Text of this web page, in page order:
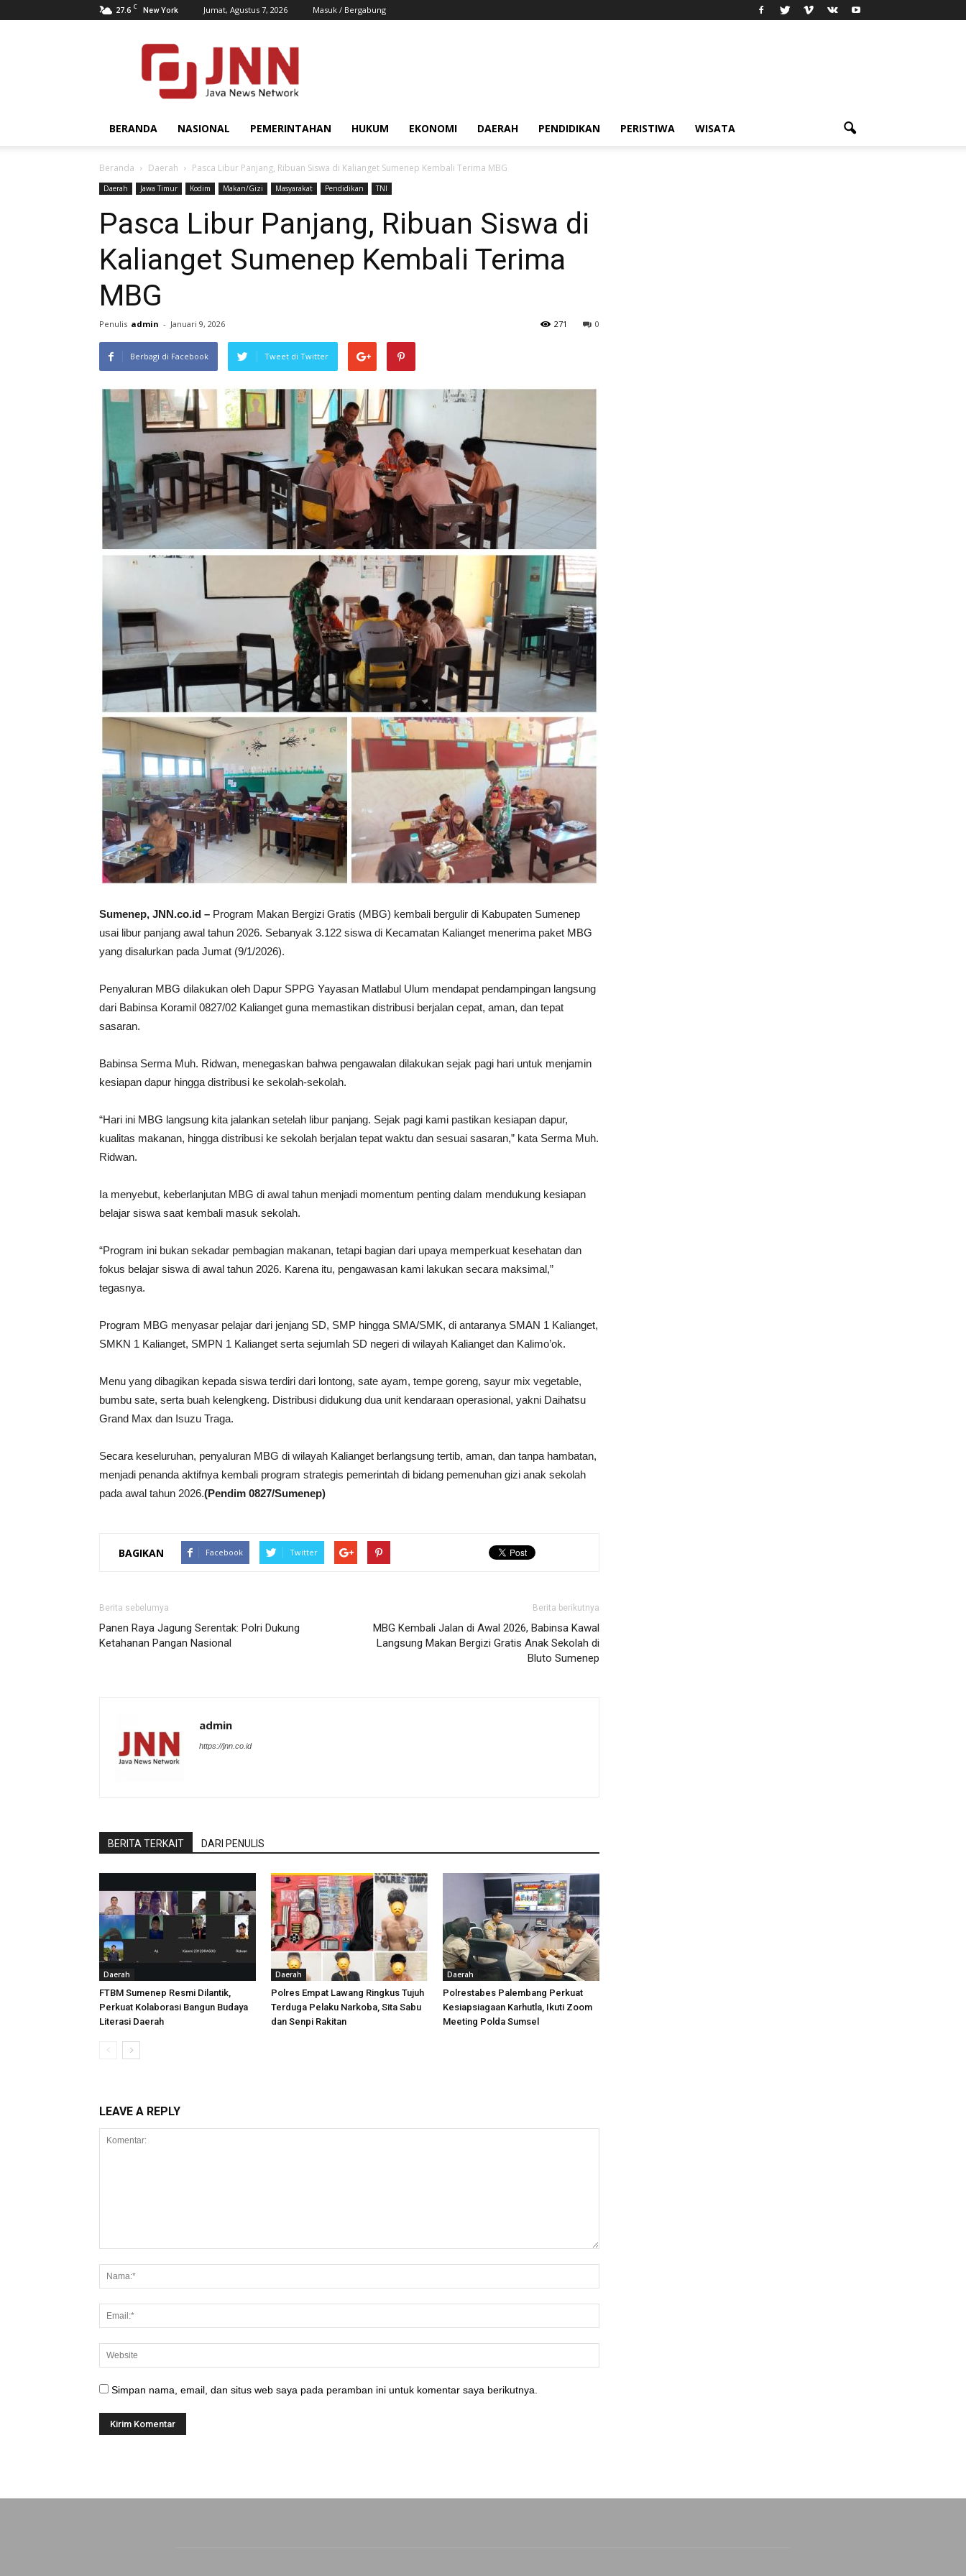
27.6 C New York Jumat, Agustus 7, 2026 Masuk / Bergabung
JNN.co.id
BERANDA NASIONAL PEMERINTAHAN HUKUM EKONOMI DAERAH PENDIDIKAN PERISTIWA WISATA
Beranda Daerah Pasca Libur Panjang, Ribuan Siswa di Kalianget Sumenep Kembali Terima MBG
Daerah Jawa Timur Kodim Makan/Gizi Masyarakat Pendidikan TNI
Pasca Libur Panjang, Ribuan Siswa di
Kalianget Sumenep Kembali Terima
MBG
Penulis admin - Januari 9, 2026 0
271
Berbagi di Facebook Tweet di Twitter
Sumenep, JNN.co.id – Program Makan Bergizi Gratis (MBG) kembali bergulir di Kabupaten Sumenep
usai libur panjang awal tahun 2026. Sebanyak 3.122 siswa di Kecamatan Kalianget menerima paket MBG
yang disalurkan pada Jumat (9/1/2026).
Penyaluran MBG dilakukan oleh Dapur SPPG Yayasan Matlabul Ulum mendapat pendampingan langsung
dari Babinsa Koramil 0827/02 Kalianget guna memastikan distribusi berjalan cepat, aman, dan tepat
sasaran.
Babinsa Serma Muh. Ridwan, menegaskan bahwa pengawalan dilakukan sejak pagi hari untuk menjamin
kesiapan dapur hingga distribusi ke sekolah-sekolah.
“Hari ini MBG langsung kita jalankan setelah libur panjang. Sejak pagi kami pastikan kesiapan dapur,
kualitas makanan, hingga distribusi ke sekolah berjalan tepat waktu dan sesuai sasaran,” kata Serma Muh.
Ridwan.
Ia menyebut, keberlanjutan MBG di awal tahun menjadi momentum penting dalam mendukung kesiapan
belajar siswa saat kembali masuk sekolah.
“Program ini bukan sekadar pembagian makanan, tetapi bagian dari upaya memperkuat kesehatan dan
fokus belajar siswa di awal tahun 2026. Karena itu, pengawasan kami lakukan secara maksimal,”
tegasnya.
Program MBG menyasar pelajar dari jenjang SD, SMP hingga SMA/SMK, di antaranya SMAN 1 Kalianget,
SMKN 1 Kalianget, SMPN 1 Kalianget serta sejumlah SD negeri di wilayah Kalianget dan Kalimo’ok.
Menu yang dibagikan kepada siswa terdiri dari lontong, sate ayam, tempe goreng, sayur mix vegetable,
bumbu sate, serta buah kelengkeng. Distribusi didukung dua unit kendaraan operasional, yakni Daihatsu
Grand Max dan Isuzu Traga.
Secara keseluruhan, penyaluran MBG di wilayah Kalianget berlangsung tertib, aman, dan tanpa hambatan,
menjadi penanda aktifnya kembali program strategis pemerintah di bidang pemenuhan gizi anak sekolah
pada awal tahun 2026.(Pendim 0827/Sumenep)
BAGIKAN Facebook Twitter
Berita sebelumya
Panen Raya Jagung Serentak: Polri Dukung
Ketahanan Pangan Nasional
Berita berikutnya
MBG Kembali Jalan di Awal 2026, Babinsa Kawal
Langsung Makan Bergizi Gratis Anak Sekolah di
Bluto Sumenep
admin
https://jnn.co.id
BERITA TERKAIT DARI PENULIS
Daerah
FTBM Sumenep Resmi Dilantik,
Perkuat Kolaborasi Bangun Budaya
Literasi Daerah
Daerah
Polres Empat Lawang Ringkus Tujuh
Terduga Pelaku Narkoba, Sita Sabu
dan Senpi Rakitan
Daerah
Polrestabes Palembang Perkuat
Kesiapsiagaan Karhutla, Ikuti Zoom
Meeting Polda Sumsel
LEAVE A REPLY
Simpan nama, email, dan situs web saya pada peramban ini untuk komentar saya berikutnya.